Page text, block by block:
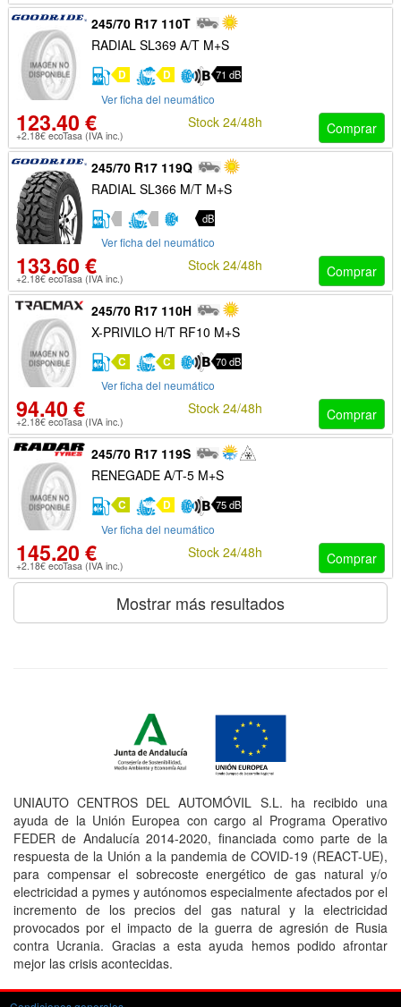
245/70 R17 110T
RADIAL SL369 A/T M+S
D D 71 dB
Ver ficha del neumático
123.40 €
+2.18€ ecoTasa (IVA inc.) Comprar
Stock 24/48h
245/70 R17 119Q
RADIAL SL366 M/T M+S
dB
Ver ficha del neumático
133.60 €
+2.18€ ecoTasa (IVA inc.) Comprar
Stock 24/48h
245/70 R17 110H
X-PRIVILO H/T RF10 M+S
C C 70 dB
Ver ficha del neumático
94.40 €
+2.18€ ecoTasa (IVA inc.) Comprar
Stock 24/48h
245/70 R17 119S
RENEGADE A/T-5 M+S
C D 75 dB
Ver ficha del neumático
145.20 €
+2.18€ ecoTasa (IVA inc.) Comprar
Stock 24/48h
Mostrar más resultados
UNIAUTO CENTROS DEL AUTOMÓVIL S.L. ha recibido una
ayuda de la Unión Europea con cargo al Programa Operativo
FEDER de Andalucía 2014-2020, financiada como parte de la
respuesta de la Unión a la pandemia de COVID-19 (REACT-UE),
para compensar el sobrecoste energético de gas natural y/o
electricidad a pymes y autónomos especialmente afectados por el
incremento de los precios del gas natural y la electricidad
provocados por el impacto de la guerra de agresión de Rusia
contra Ucrania. Gracias a esta ayuda hemos podido afrontar
mejor las crisis acontecidas.